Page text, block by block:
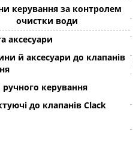
керування за контролем
очистки води
аксесуари
й аксесуари до клапанів
керування
до клапанів Clack